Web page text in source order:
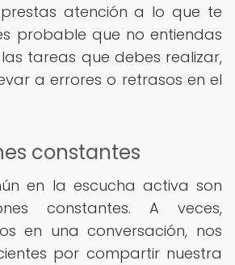
atención a lo que te
probable que no entiendas
tareas que debes realizar,
a errores o retrasos en el
constantes
en la escucha activa son
constantes. A veces,
en una conversación, nos
por compartir nuestra